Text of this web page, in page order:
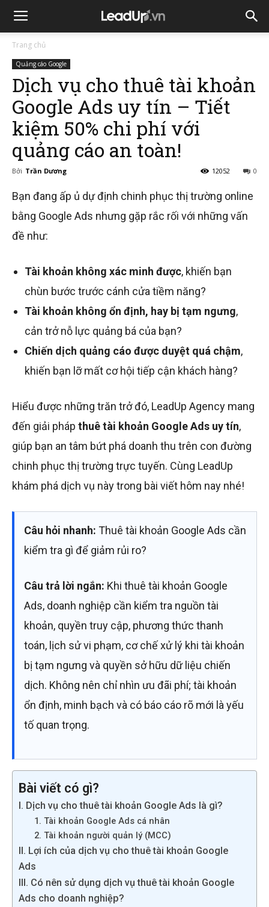
Trang chủ
Quảng cáo Google
Dịch vụ cho thuê tài khoản
Google Ads uy tín – Tiết
kiệm 50% chi phí với
quảng cáo an toàn!
Bởi Trần Dương 0
12052
Bạn đang ấp ủ dự định chinh phục thị trường online
bằng Google Ads nhưng gặp rắc rối với những vấn
đề như:
Tài khoản không xác minh được, khiến bạn
chùn bước trước cánh cửa tiềm năng?
Tài khoản không ổn định, hay bị tạm ngưng,
cản trở nỗ lực quảng bá của bạn?
Chiến dịch quảng cáo được duyệt quá chậm,
khiến bạn lỡ mất cơ hội tiếp cận khách hàng?
Hiểu được những trăn trở đó, LeadUp Agency mang
đến giải pháp thuê tài khoản Google Ads uy tín,
giúp bạn an tâm bứt phá doanh thu trên con đường
chinh phục thị trường trực tuyến. Cùng LeadUp
khám phá dịch vụ này trong bài viết hôm nay nhé!
Câu hỏi nhanh: Thuê tài khoản Google Ads cần
kiểm tra gì để giảm rủi ro?
Câu trả lời ngắn: Khi thuê tài khoản Google
Ads, doanh nghiệp cần kiểm tra nguồn tài
khoản, quyền truy cập, phương thức thanh
toán, lịch sử vi phạm, cơ chế xử lý khi tài khoản
bị tạm ngưng và quyền sở hữu dữ liệu chiến
dịch. Không nên chỉ nhìn ưu đãi phí; tài khoản
ổn định, minh bạch và có báo cáo rõ mới là yếu
tố quan trọng.
Bài viết có gì?
I. Dịch vụ cho thuê tài khoản Google Ads là gì?
1. Tài khoản Google Ads cá nhân
2. Tài khoản người quản lý (MCC)
II. Lợi ích của dịch vụ cho thuê tài khoản Google
Ads
III. Có nên sử dụng dịch vụ thuê tài khoản Google
Ads cho doanh nghiệp?